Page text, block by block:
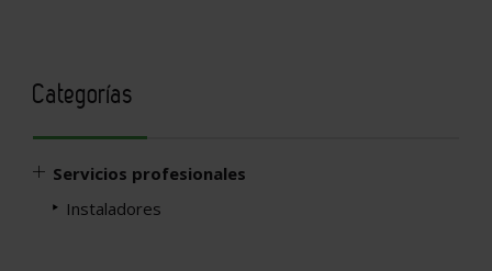
Categorías
Servicios profesionales
Instaladores